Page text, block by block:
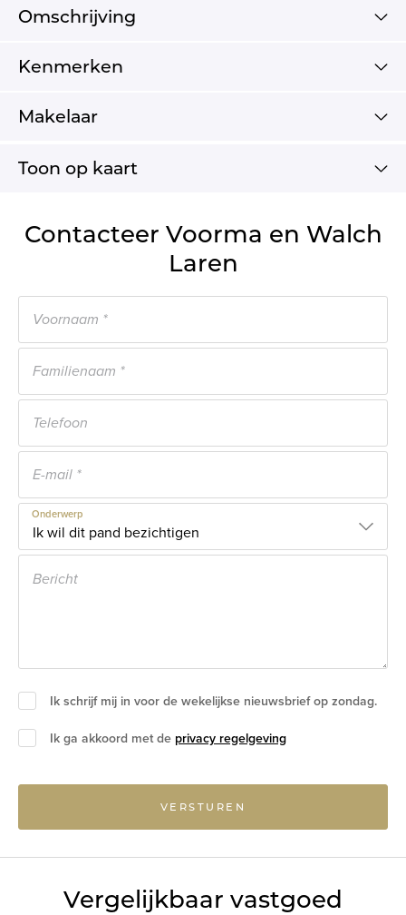
Omschrijving
Kenmerken
Makelaar
Toon op kaart
Contacteer Voorma en Walch
Laren
Onderwerp
Ik schrijf mij in voor de wekelijkse nieuwsbrief op zondag.
Ik ga akkoord met de privacy regelgeving
VERSTUREN
Vergelijkbaar vastgoed